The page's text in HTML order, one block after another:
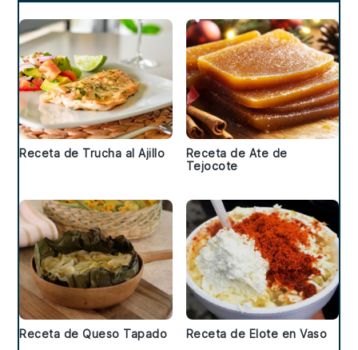
Receta de Trucha al Ajillo
Receta de Ate de
Tejocote
Receta de Queso Tapado Receta de Elote en Vaso